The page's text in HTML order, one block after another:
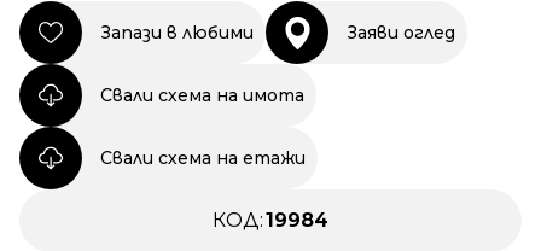
Запази в любими Заяви оглед
Свали схема на имота
Свали схема на етажи
КОД:19984